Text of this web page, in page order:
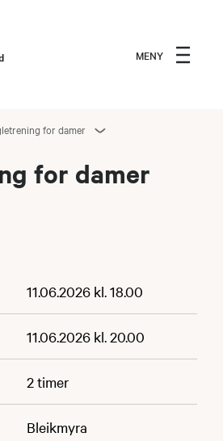
MENY
for damer
for damer
11.06.2026 kl. 18.00
11.06.2026 kl. 20.00
2 timer
Bleikmyra